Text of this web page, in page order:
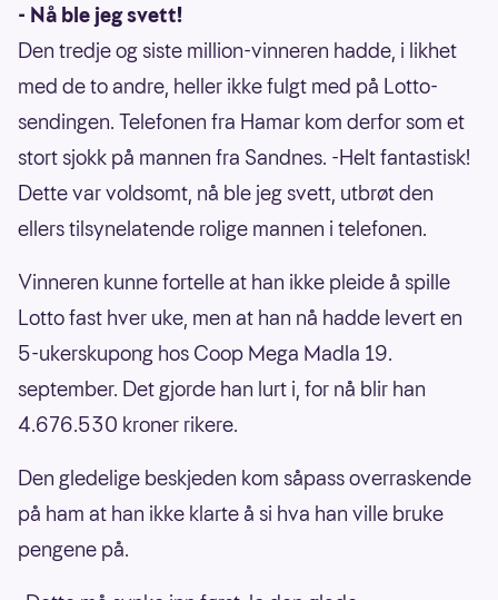
- Nå ble jeg svett!
Den tredje og siste million-vinneren hadde, i likhet
med de to andre, heller ikke fulgt med på Lotto-
sendingen. Telefonen fra Hamar kom derfor som et
stort sjokk på mannen fra Sandnes. -Helt fantastisk!
Dette var voldsomt, nå ble jeg svett, utbrøt den
ellers tilsynelatende rolige mannen i telefonen.
Vinneren kunne fortelle at han ikke pleide å spille
Lotto fast hver uke, men at han nå hadde levert en
5-ukerskupong hos Coop Mega Madla 19.
september. Det gjorde han lurt i, for nå blir han
4.676.530 kroner rikere.
Den gledelige beskjeden kom såpass overraskende
på ham at han ikke klarte å si hva han ville bruke
pengene på.